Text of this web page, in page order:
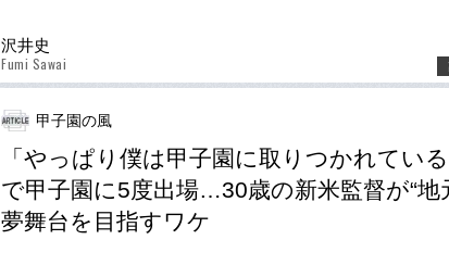
沢井史
Fumi Sawai
甲子園の風
「やっぱり僕は甲子園に取りつかれてい
で甲子園に5度出場…30歳の新米監督が“地
夢舞台を目指すワケ